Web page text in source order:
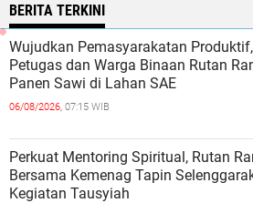
BERITA TERKINI
Wujudkan Pemasyarakatan Produktif,
Petugas dan Warga Binaan Rutan
Panen Sawi di Lahan SAE
06/08/2026, 07:15 WIB
Perkuat Mentoring Spiritual, Rutan
Bersama Kemenag Tapin
Kegiatan Tausyiah